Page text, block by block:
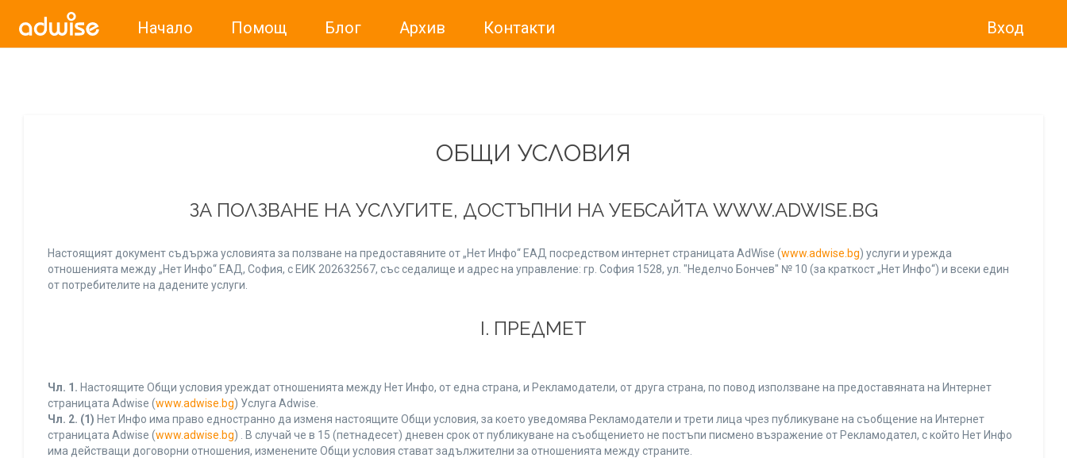
Начало Помощ Блог Архив Контакти Вход
ОБЩИ УСЛОВИЯ
ЗА ПОЛЗВАНЕ НА УСЛУГИТЕ, ДОСТЪПНИ НА УЕБСАЙТА WWW.ADWISE.BG
Настоящият документ съдържа условията за ползване на предоставяните от „Нет Инфо“ ЕАД посредством интернет страницата AdWise (www.adwise.bg) услуги и урежда
отношенията между „Нет Инфо“ ЕАД, София, с ЕИК 202632567, със седалище и адрес на управление: гр. София 1528, ул. "Неделчо Бончев" № 10 (за краткост „Нет Инфо“) и всеки един
от потребителите на дадените услуги.
І. ПРЕДМЕТ
Чл. 1. Настоящите Общи условия уреждат отношенията между Нет Инфо, от една страна, и Рекламодатели, от друга страна, по повод използване на предоставяната на Интернет
страницата Adwise (www.adwise.bg) Услуга Adwise.
Чл. 2. (1) Нет Инфо има право едностранно да изменя настоящите Общи условия, за което уведомява Рекламодатели и трети лица чрез публикуване на съобщение на Интернет
страницата Adwise (www.adwise.bg) . В случай че в 15 (петнадесет) дневен срок от публикуване на съобщението не постъпи писмено възражение от Рекламодател, с който Нет Инфо
има действащи договорни отношения, изменените Общи условия стават задължителни за отношенията между страните.